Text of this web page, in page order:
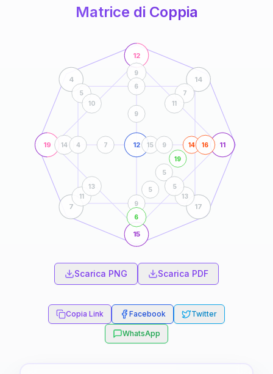
Matrice di Coppia
19
12
11
15
12
4 14
7 17
9
5
5
19
14
14
9
16
6
4
6
15 9
7
9
5
10
7
11
11
13
13
5
Scarica PNG Scarica PDF
Copia Link Facebook Twitter
WhatsApp